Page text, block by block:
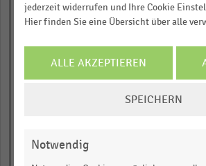
axis
displaying
Bruttoumsatz
Range:
Augenoptiker/Filialisten
Kauf-/Warenhäuser, Internet-
Gesamtmarkt
of
JETZT INFORMIEREN
jederzeit widerrufen und Ihre Cookie
Hier finden Sie eine Übersicht über alle
ALLE AKZEPTIEREN
SPEICHERN
Notwendig